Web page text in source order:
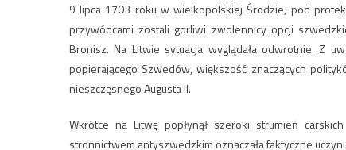
9 lipca 1703 roku w wielkopolskiej Środzie, pod
przywódcami zostali gorliwi zwolennicy opcji
Bronisz. Na Litwie sytuacja wyglądała odwrotnie. Z
popierającego Szwedów, większość znaczących
nieszczęsnego Augusta II.
Wkrótce na Litwę popłynął szeroki strumień
stronnictwem antyszwedzkim oznaczała faktyczne